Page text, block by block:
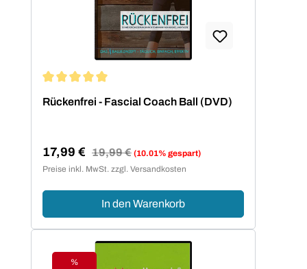
Rückenfrei - Fascial Coach Ball (DVD)
Verkaufspreis:
17,99 € Regulärer Preis:
19,99 € (10.01% gespart)
Preise inkl. MwSt. zzgl. Versandkosten
In den Warenkorb
%